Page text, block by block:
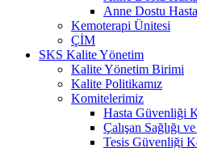
Anne Dostu
Kemoterapi Ünitesi
ÇİM
SKS Kalite Yönetim
Kalite Yönetim Birimi
Kalite Politikamız
Komitelerimiz
Hasta Güvenliği
Çalışan Sağlığı
Tesis Güvenliği